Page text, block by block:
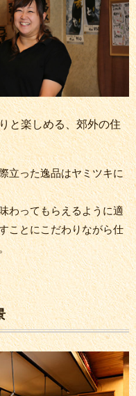
と楽しめる、郊外の住
立った逸品はヤミツキに
わってもらえるように適
ことにこだわりながら仕